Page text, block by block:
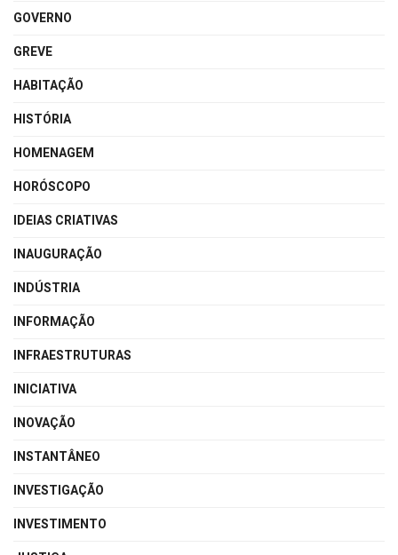
GOVERNO
GREVE
HABITAÇÃO
HISTÓRIA
HOMENAGEM
HORÓSCOPO
IDEIAS CRIATIVAS
INAUGURAÇÃO
INDÚSTRIA
INFORMAÇÃO
INFRAESTRUTURAS
INICIATIVA
INOVAÇÃO
INSTANTÂNEO
INVESTIGAÇÃO
INVESTIMENTO